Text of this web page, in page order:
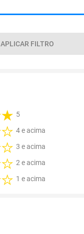
APLICAR FILTRO
5
4 e acima
3 e acima
2 e acima
1 e acima